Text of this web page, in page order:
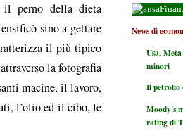
il perno della dieta
sino a gettare
il più tipico
la fotografia
macine, il lavoro,
l’olio ed il cibo, le
News di
Usa,
minori
Il petrolio
Moody's
rating di